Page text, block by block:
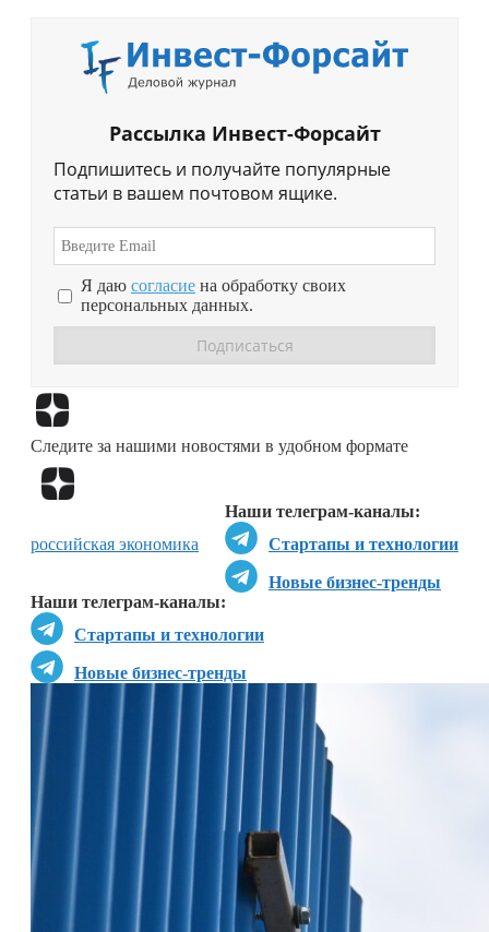
Рассылка Инвест-Форсайт
Подпишитесь и получайте популярные
статьи в вашем почтовом ящике.
Я даю согласие на обработку своих
персональных данных.
Следите за нашими новостями в удобном формате
Наши телеграм-каналы:
Стартапы и технологии
Новые бизнес-тренды
Наши телеграм-каналы:
Стартапы и технологии
Новые бизнес-тренды
российская экономика